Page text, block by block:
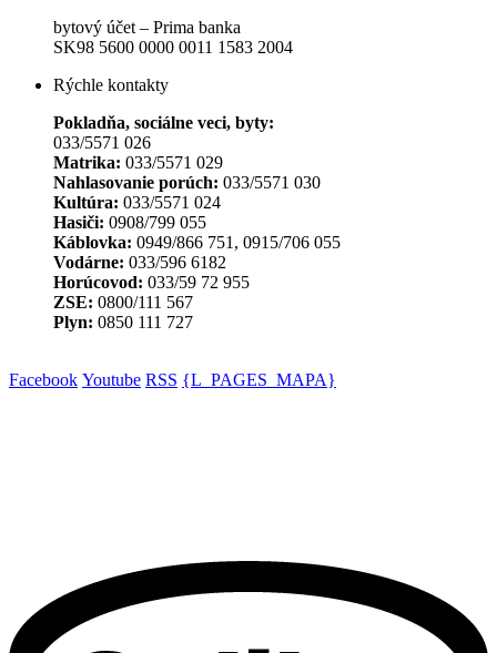
bytový účet – Prima banka
SK98 5600 0000 0011 1583 2004
Rýchle kontakty
Pokladňa, sociálne veci, byty:
033/5571 026
Matrika: 033/5571 029
Nahlasovanie porúch: 033/5571 030
Kultúra: 033/5571 024
Hasiči: 0908/799 055
Káblovka: 0949/866 751, 0915/706 055
Vodárne: 033/596 6182
Horúcovod: 033/59 72 955
ZSE: 0800/111 567
Plyn: 0850 111 727
Facebook Youtube RSS {L_PAGES_MAPA}